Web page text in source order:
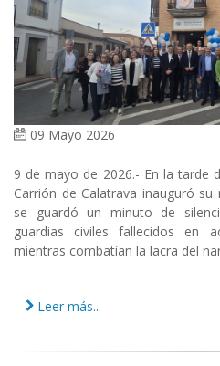
09 Mayo 2026
9 de mayo de 2026.- En la tarde
Carrión de Calatrava inauguró
se guardó un minuto de
guardias civiles fallecidos en
mientras combatían la lacra del
Leer más...